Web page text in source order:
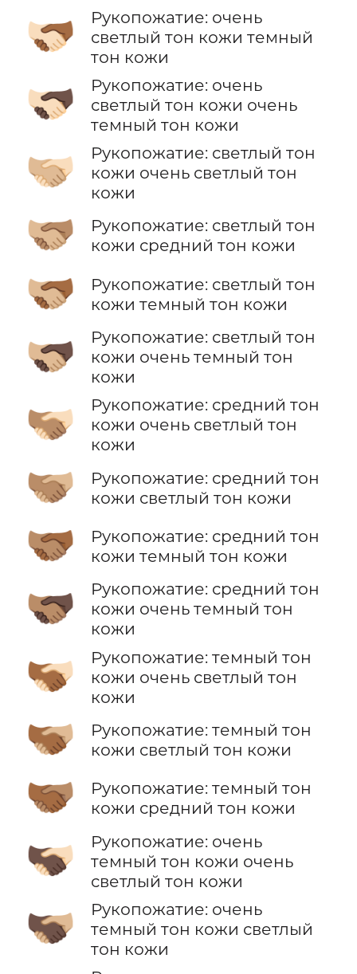
🫱🏻‍🫲🏾
Рукопожатие: очень
светлый тон кожи темный
тон кожи
🫱🏻‍🫲🏿
Рукопожатие: очень
светлый тон кожи очень
темный тон кожи
🫱🏼‍🫲🏻
Рукопожатие: светлый тон
кожи очень светлый тон
кожи
🫱🏼‍🫲🏽
Рукопожатие: светлый тон
кожи средний тон кожи
🫱🏼‍🫲🏾
Рукопожатие: светлый тон
кожи темный тон кожи
🫱🏼‍🫲🏿
Рукопожатие: светлый тон
кожи очень темный тон
кожи
🫱🏽‍🫲🏻
Рукопожатие: средний тон
кожи очень светлый тон
кожи
🫱🏽‍🫲🏼
Рукопожатие: средний тон
кожи светлый тон кожи
🫱🏽‍🫲🏾
Рукопожатие: средний тон
кожи темный тон кожи
🫱🏽‍🫲🏿
Рукопожатие: средний тон
кожи очень темный тон
кожи
🫱🏾‍🫲🏻
Рукопожатие: темный тон
кожи очень светлый тон
кожи
🫱🏾‍🫲🏼
Рукопожатие: темный тон
кожи светлый тон кожи
🫱🏾‍🫲🏽
Рукопожатие: темный тон
кожи средний тон кожи
🫱🏿‍🫲🏻
Рукопожатие: очень
темный тон кожи очень
светлый тон кожи
🫱🏿‍🫲🏼
Рукопожатие: очень
темный тон кожи светлый
тон кожи